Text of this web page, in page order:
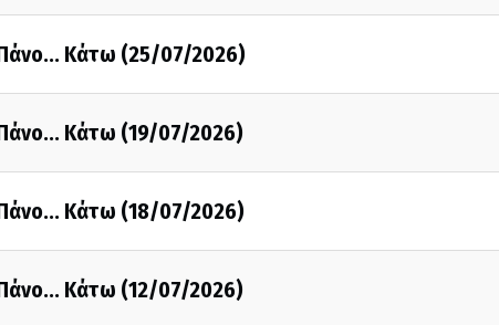
Κάτω (25/07/2026)
Κάτω (19/07/2026)
Κάτω (18/07/2026)
Κάτω (12/07/2026)